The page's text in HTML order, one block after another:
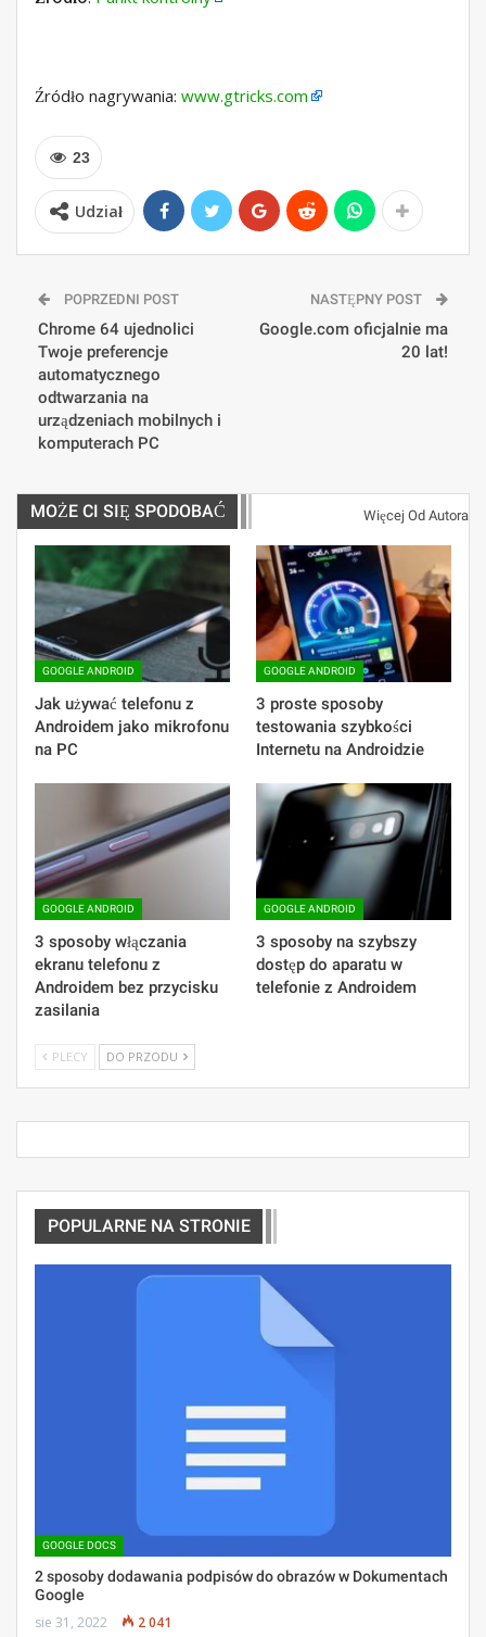
Źródło nagrywania: www.gtricks.com
23
Udział
POPRZEDNI POST
Chrome 64 ujednolici
Twoje preferencje
automatycznego
odtwarzania na
urządzeniach mobilnych i
komputerach PC
NASTĘPNY POST
Google.com oficjalnie ma
20 lat!
MOŻE CI SIĘ SPODOBAĆ Więcej Od Autora
GOOGLE ANDROID
Jak używać telefonu z
Androidem jako mikrofonu
na PC
GOOGLE ANDROID
3 proste sposoby
testowania szybkości
Internetu na Androidzie
GOOGLE ANDROID
3 sposoby włączania
ekranu telefonu z
Androidem bez przycisku
zasilania
GOOGLE ANDROID
3 sposoby na szybszy
dostęp do aparatu w
telefonie z Androidem
PLECY DO PRZODU
POPULARNE NA STRONIE
GOOGLE DOCS
2 sposoby dodawania podpisów do obrazów w Dokumentach
Google
sie 31, 2022 2 041